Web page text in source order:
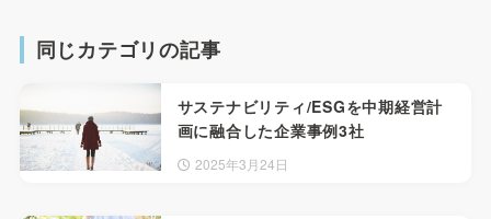
同じカテゴリの記事
サステナビリティ/ESGを中期経営計
画に融合した企業事例3社
2025年3月24日